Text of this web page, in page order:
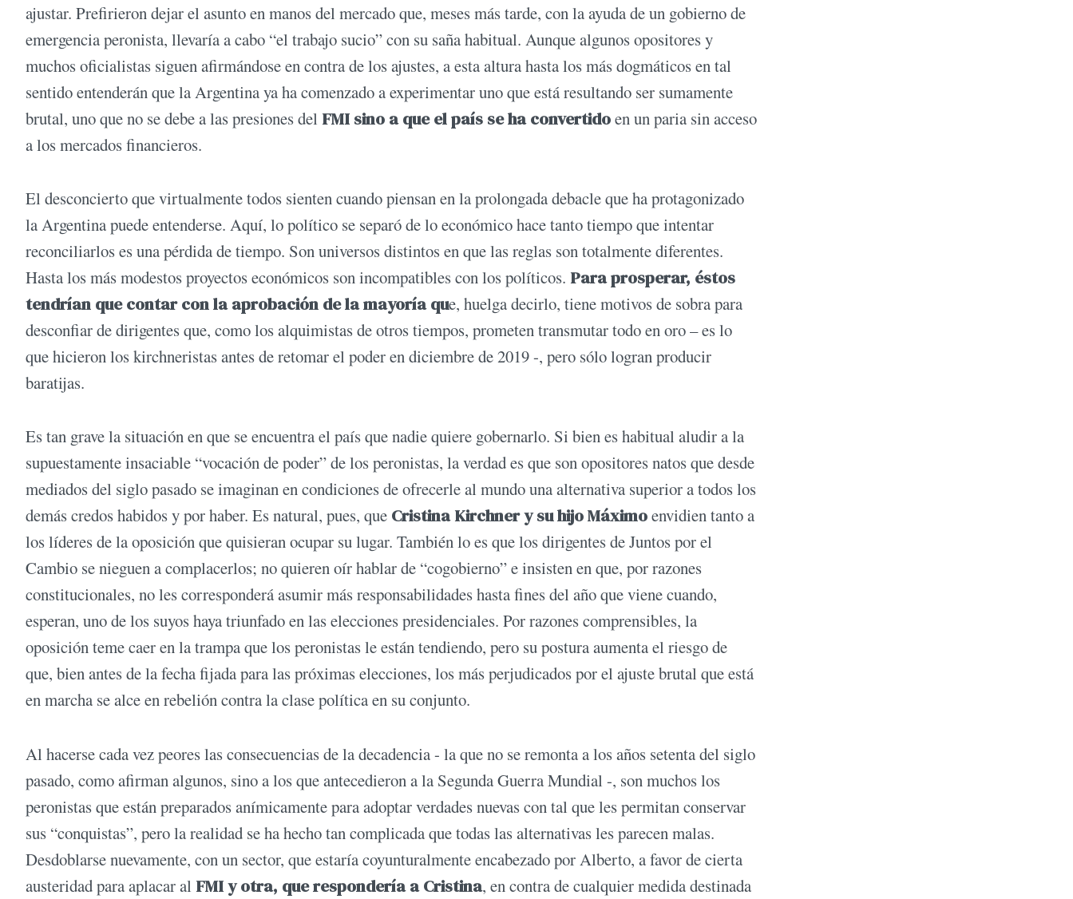
ajustar. Prefirieron dejar el asunto en manos del mercado que, meses más tarde, con la ayuda de un gobierno de
emergencia peronista, llevaría a cabo “el trabajo sucio” con su saña habitual. Aunque algunos opositores y
muchos oficialistas siguen afirmándose en contra de los ajustes, a esta altura hasta los más dogmáticos en tal
sentido entenderán que la Argentina ya ha comenzado a experimentar uno que está resultando ser sumamente
brutal, uno que no se debe a las presiones del FMI sino a que el país se ha convertidoen un paria sin acceso
a los mercados financieros.
El desconcierto que virtualmente todos sienten cuando piensan en la prolongada debacle que ha protagonizado
la Argentina puede entenderse. Aquí, lo político se separó de lo económico hace tanto tiempo que intentar
reconciliarlos es una pérdida de tiempo. Son universos distintos en que las reglas son totalmente diferentes.
Hasta los más modestos proyectos económicos son incompatibles con los políticos. Para prosperar, éstos
tendrían que contar con la aprobación de la mayoría que, huelga decirlo, tiene motivos de sobra para
desconfiar de dirigentes que, como los alquimistas de otros tiempos, prometen transmutar todo en oro – es lo
que hicieron los kirchneristas antes de retomar el poder en diciembre de 2019 -, pero sólo logran producir
baratijas.
Es tan grave la situación en que se encuentra el país que nadie quiere gobernarlo. Si bien es habitual aludir a la
supuestamente insaciable “vocación de poder” de los peronistas, la verdad es que son opositores natos que desde
mediados del siglo pasado se imaginan en condiciones de ofrecerle al mundo una alternativa superior a todos los
demás credos habidos y por haber. Es natural, pues, que Cristina Kirchner y su hijo Máximoenvidien tanto a
los líderes de la oposición que quisieran ocupar su lugar. También lo es que los dirigentes de Juntos por el
Cambio se nieguen a complacerlos; no quieren oír hablar de “cogobierno” e insisten en que, por razones
constitucionales, no les corresponderá asumir más responsabilidades hasta fines del año que viene cuando,
esperan, uno de los suyos haya triunfado en las elecciones presidenciales. Por razones comprensibles, la
oposición teme caer en la trampa que los peronistas le están tendiendo, pero su postura aumenta el riesgo de
que, bien antes de la fecha fijada para las próximas elecciones, los más perjudicados por el ajuste brutal que está
en marcha se alce en rebelión contra la clase política en su conjunto.
Al hacerse cada vez peores las consecuencias de la decadencia - la que no se remonta a los años setenta del siglo
pasado, como afirman algunos, sino a los que antecedieron a la Segunda Guerra Mundial -, son muchos los
peronistas que están preparados anímicamente para adoptar verdades nuevas con tal que les permitan conservar
sus “conquistas”, pero la realidad se ha hecho tan complicada que todas las alternativas les parecen malas.
Desdoblarse nuevamente, con un sector, que estaría coyunturalmente encabezado por Alberto, a favor de cierta
austeridad para aplacar al FMI y otra, que respondería a Cristina, en contra de cualquier medida destinada